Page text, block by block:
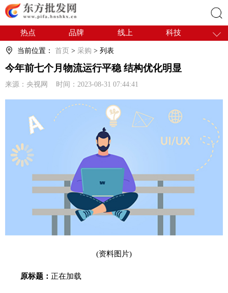
搜索
热点 品牌 线上
科技
干货
电商
会展
国内
当前位置： 首页 > 采购 > 列表
今年前七个月物流运行平稳 结构优化明显
来源：央视网 时间：2023-08-31 07:44:41
(资料图片)
原标题： 正在加载